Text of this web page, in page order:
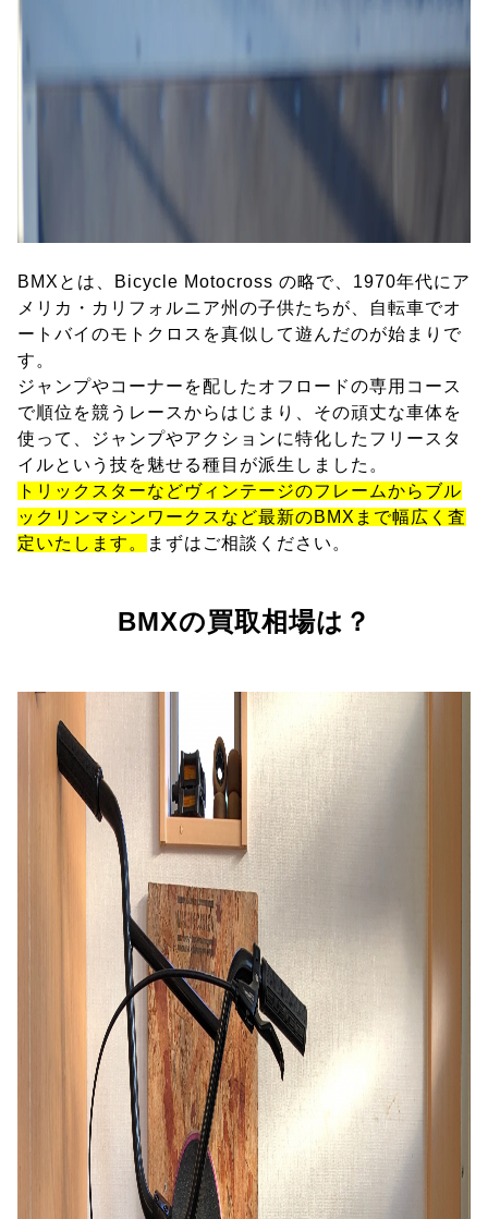
BMXとは、Bicycle Motocross の略で、1970年代にア
メリカ・カリフォルニア州の子供たちが、自転車でオ
ートバイのモトクロスを真似して遊んだのが始まりで
す。
ジャンプやコーナーを配したオフロードの専用コース
で順位を競うレースからはじまり、その頑丈な車体を
使って、ジャンプやアクションに特化したフリースタ
イルという技を魅せる種目が派生しました。
トリックスターなどヴィンテージのフレームからブル
ックリンマシンワークスなど最新のBMXまで幅広く査
定いたします。
まずはご相談ください。
BMXの買取相場は？